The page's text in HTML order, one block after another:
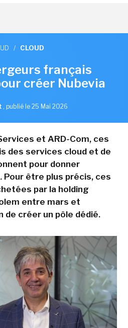
/ CLOUD
français
créer Nubevia
, publié le 25 Mai 2026
et ARD-Com, ces
des services cloud et de
pour donner
Pour être plus précis, ces
par la holding
entre mars et
créer un pôle dédié.